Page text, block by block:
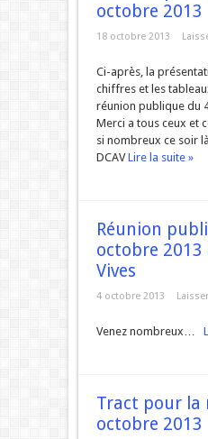
octobre 2013
18 octobre 2013
Ci-après, la
chiffres et les
réunion publique du
Merci a tous ceux et
si nombreux ce soir
DCAVLire la suite »
Réunion
octobre 2013
Vives
4 octobre 2013
Venez nombreux…
Tract pour la
octobre 2013